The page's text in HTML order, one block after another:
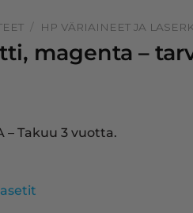
/ HP VÄRIAINEET JA
magenta –
Takuu 3 vuotta.